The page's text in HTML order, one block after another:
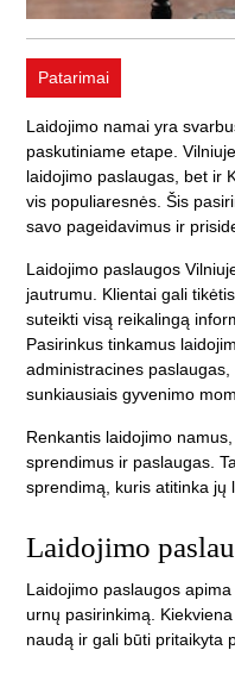
Patarimai
Laidojimo namai yra
paskutiniame etape.
laidojimo paslaugas, bet ir
vis populiaresnės. Šis
savo pageidavimus ir
Laidojimo paslaugos
jautrumu. Klientai gali
suteikti visą reikalingą
Pasirinkus tinkamus
administracines
sunkiausiais gyvenimo
Renkantis laidojimo
sprendimus ir paslaugas.
sprendimą, kuris atitinka jų
Laidojimo
Laidojimo paslaugos
urnų pasirinkimą.
naudą ir gali būti pritaikyta